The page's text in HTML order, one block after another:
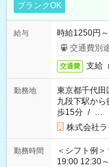
ブランクOK
給与
時給1250円～
交通費別
交通費 支給
勤務地
東京都千代田
九段下駅から
歩15分 / …
株式会社
勤務時間
＜シフト例
19:00 12:30～22:00 上記の時間から好き